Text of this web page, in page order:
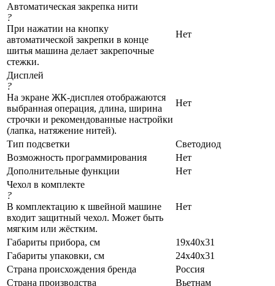
Автоматическая закрепка нити
?
При нажатии на кнопку
автоматической закрепки в конце
шитья машина делает закрепочные
стежки.
Нет
Дисплей
?
На экране ЖК-дисплея отображаются
выбранная операция, длина, ширина
строчки и рекомендованные настройки
(лапка, натяжение нитей).
Нет
Тип подсветки
Светодиод
Возможность программирования
Нет
Дополнительные функции
Нет
Чехол в комплекте
?
В комплектацию к швейной машине
входит защитный чехол. Может быть
мягким или жёстким.
Нет
Габариты прибора, см
19х40х31
Габариты упаковки, см
24х40х31
Страна происхождения бренда
Россия
Страна производства
Вьетнам